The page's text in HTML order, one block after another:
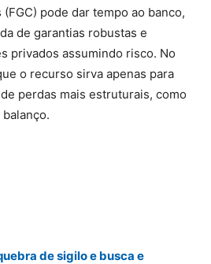
pode dar tempo ao banco,
de garantias robustas e
privados assumindo risco. No
o recurso sirva apenas para
perdas mais estruturais, como
de sigilo e busca e